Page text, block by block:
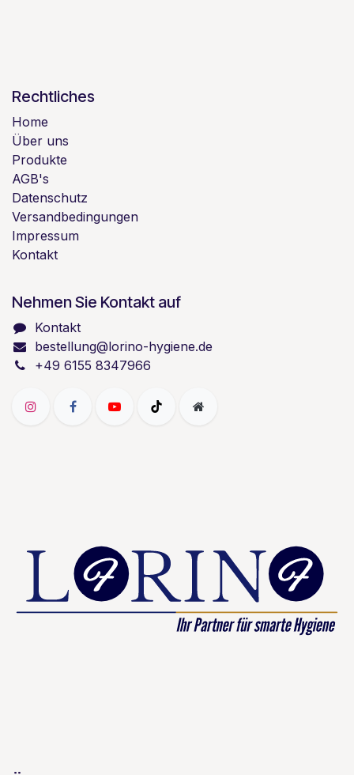
Rechtliches
Home
Über uns
Produkte
AGB's
Datenschutz
Versandbedingungen
Impressum
Kontakt
Nehmen Sie Kontakt auf
Kontakt
bestellung@lorino-hygiene.de
+49 6155 8347966